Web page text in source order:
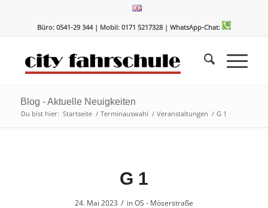
Büro: 0541-29 344 | Mobil: 0171 5217328 | WhatsApp-Chat:
Blog - Aktuelle Neuigkeiten
Du bist hier: Startseite / Terminauswahl / Veranstaltungen / G 1
G 1
24. Mai 2023 / inOS - Möserstraße